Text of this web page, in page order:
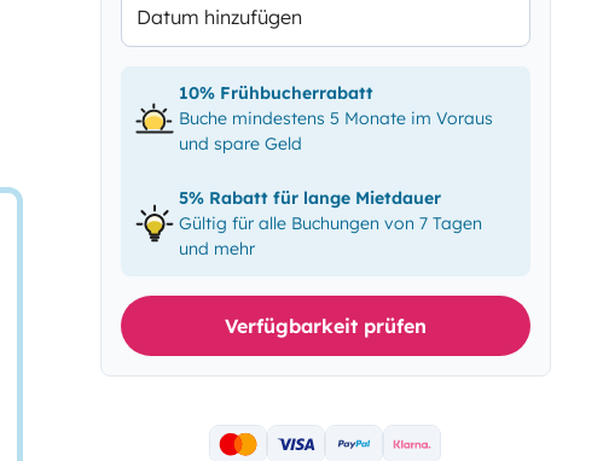
Datum hinzufügen
10% Frühbucherrabatt
Buche mindestens 5 Monate im Voraus
und spare Geld
5% Rabatt für lange Mietdauer
Gültig für alle Buchungen von 7 Tagen
und mehr
Verfügbarkeit prüfen